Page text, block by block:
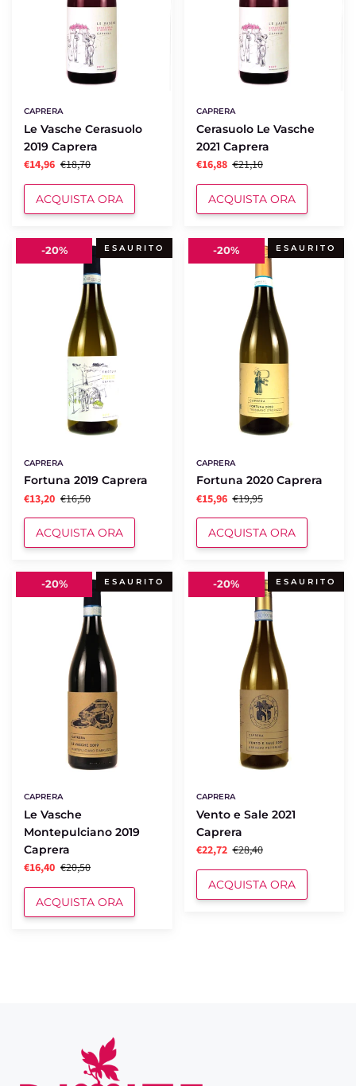
CAPRERA
Le Vasche Cerasuolo
2019 Caprera
€14,96 €18,70
ACQUISTA ORA
CAPRERA
Cerasuolo Le Vasche
2021 Caprera
€16,88 €21,10
ACQUISTA ORA
Fortuna
2019
ESAURITO
CAPRERA
Fortuna 2019 Caprera
€13,20 €16,50
ACQUISTA ORA
-20%
Fortuna
2020
ESAURITO
CAPRERA
Fortuna 2020 Caprera
€15,96 €19,95
ACQUISTA ORA
-20%
Vasche
Montepulciano
ESAURITO
CAPRERA
Le Vasche
Montepulciano 2019
Caprera
€16,40 €20,50
ACQUISTA ORA
-20%
e
ESAURITO
CAPRERA
Vento e Sale 2021
Caprera
€22,72 €28,40
ACQUISTA ORA
-20%